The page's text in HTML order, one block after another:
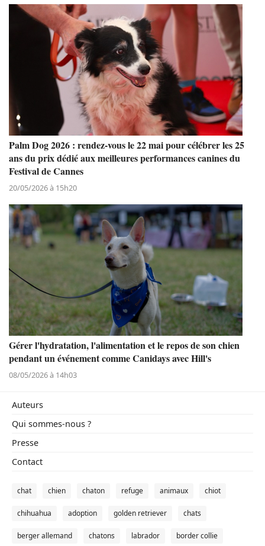
Palm Dog 2026 : rendez-vous le 22 mai pour célébrer les 25
ans du prix dédié aux meilleures performances canines du
Festival de Cannes
20/05/2026 à 15h20
Gérer l'hydratation, l'alimentation et le repos de son chien
pendant un événement comme Canidays avec Hill's
08/05/2026 à 14h03
Auteurs
Qui sommes-nous ?
Presse
Contact
chat chien chaton refuge animaux chiot
chihuahua adoption golden retriever chats
berger allemand chatons labrador border collie